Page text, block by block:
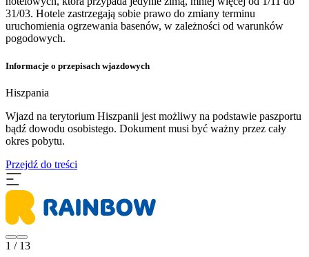
31/03. Hotele zastrzegają sobie prawo do zmiany terminu
uruchomienia ogrzewania basenów, w zależności od warunków
pogodowych.
Informacje o przepisach wjazdowych
Hiszpania
​Wjazd na terytorium Hiszpanii jest możliwy na podstawie paszportu
bądź dowodu osobistego. Dokument musi być ważny przez cały
okres pobytu.
Przejdź do treści
1 / 13